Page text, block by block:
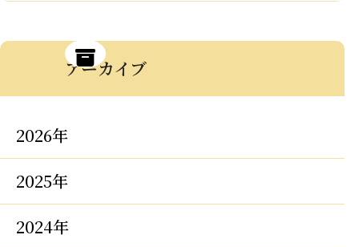
アーカイブ
2026年
2025年
2024年